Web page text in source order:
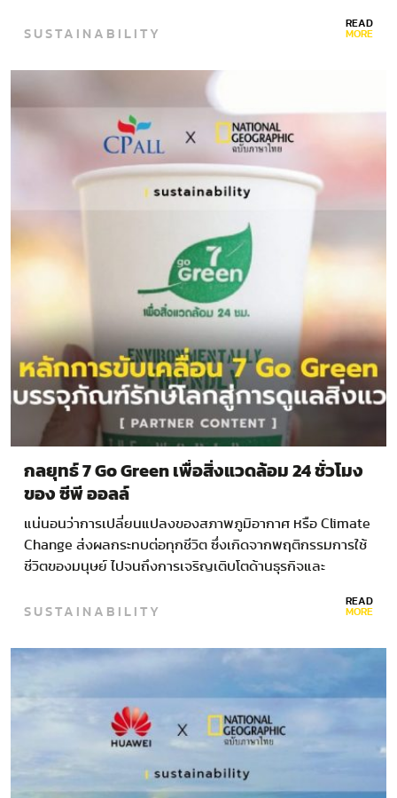
SUSTAINABILITY READ
MORE
กลยุทธ์ 7 Go Green เพื่อสิ่งแวดล้อม 24 ชั่วโมง
ของ ซีพี ออลล์
แน่นอนว่าการเปลี่ยนแปลงของสภาพภูมิอากาศ หรือ Climate
Change ส่งผลกระทบต่อทุกชีวิต ซึ่งเกิดจากพฤติกรรมการใช้
ชีวิตของมนุษย์ ไปจนถึงการเจริญเติบโตด้านธุรกิจและ
SUSTAINABILITY READ
MORE